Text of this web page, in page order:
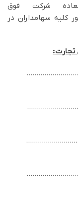
شركت فوق
سهامداران در